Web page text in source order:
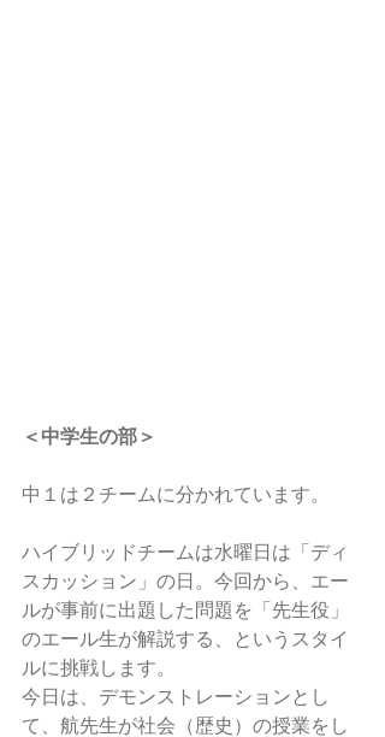
＜中学生の部＞
中１は２チームに分かれています。
ハイブリッドチームは水曜日は「ディ
スカッション」の日。今回から、エー
ルが事前に出題した問題を「先生役」
のエール生が解説する、というスタイ
ルに挑戦します。
今日は、デモンストレーションとし
て、航先生が社会（歴史）の授業をし